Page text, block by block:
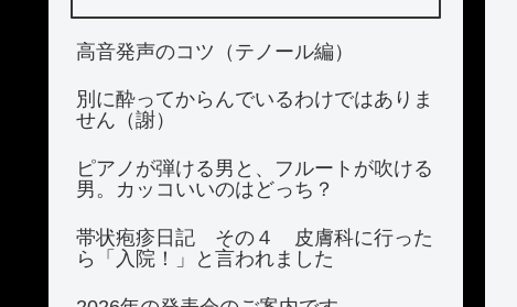
高音発声のコツ（テノール編）
別に酔ってからんでいるわけではありま
せん（謝）
ピアノが弾ける男と、フルートが吹ける
男。カッコいいのはどっち？
帯状疱疹日記 その４ 皮膚科に行った
ら「入院！」と言われました